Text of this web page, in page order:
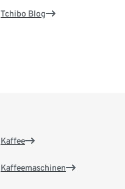
Tchibo Blog
Kaffee
Kaffeemaschinen